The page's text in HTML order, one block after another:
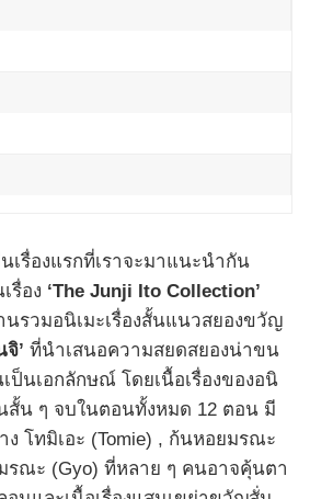
เรื่องแรกที่เราจะมาแนะนำกัน
รื่อง ‘The Junji Ito Collection’
นรวมอนิเมะเรื่องสั้นแนวสยองขวัญ
’ ที่นำเสนอความสยดสยองน่าขน
ป็นเอกลักษณ์ โดยเนื้อเรื่องของอนิ
สั้น ๆ จบในตอนทั้งหมด 12 ตอน มี
ง โทมิเอะ (Tomie) , ก้นหอยมรณะ
รณะ (Gyo) ที่หลาย ๆ คนอาจคุ้นตา